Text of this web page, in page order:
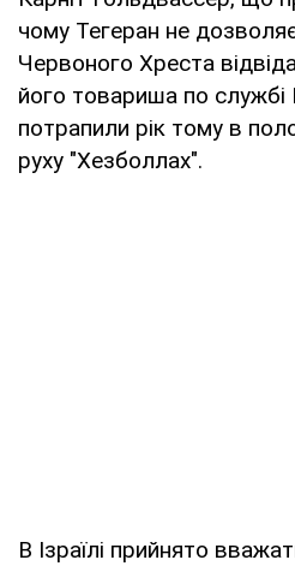
чому Тегеран не
Червоного Хреста
його товариша по службі
потрапили рік тому в
руху "Хезболлах".
В Ізраїлі прийнято